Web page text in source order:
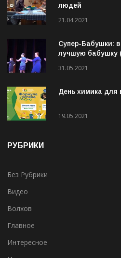
Социальная
21.04.2021
Супер-Бабушки:
31.05.2021
День химика для
Без Рубрики
Видео
Волхов
Главное